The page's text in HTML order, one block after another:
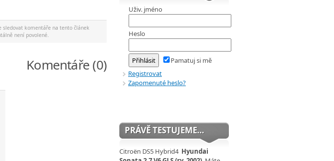
sledovat komentáře na tento článek
není povolené.
Komentáře (0)
Uživ. jméno
Heslo
Pamatuj si mě
Registrovat
Zapomenuté heslo?
PRÁVĚ TESTUJEME…
Citroën DS5 Hybrid4 Hyundai